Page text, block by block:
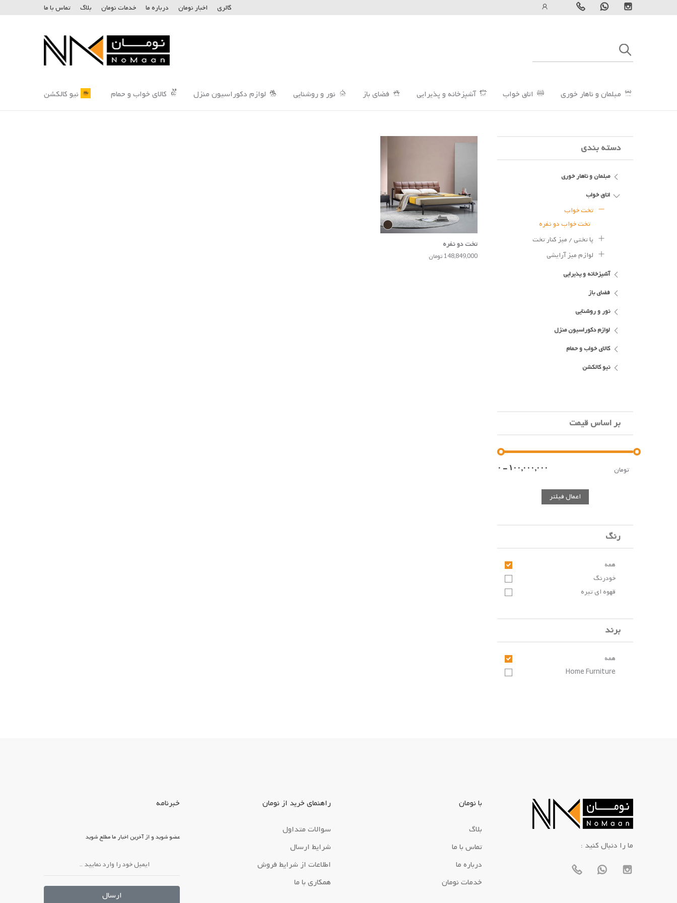
گالری اخبار نومان درباره ما خدمات نومان بلاگ تماس با ما
مبلمان و ناهار خوری اتاق خواب آشپزخانه و پذیرایی فضای باز نور و روشنایی لوازم دکوراسیون منزل کالای خواب و حمام نیو کالکشن
تخت دو نفره
148,849,000 تومان
دسته بندی
مبلمان و ناهار خوری
اتاق خواب
تخت خواب
تخت خواب دو نفره
پا تختی / میز کنار تخت
لوازم میز آرایشی
آشپزخانه و پذیرایی
فضای باز
نور و روشنایی
لوازم دکوراسیون منزل
کالای خواب و حمام
نیو کالکشن
بر اساس قیمت
تومان
اعمال فیلتر
رنگ
همه
خودرنگ
قهوه ای تیره
برند
همه
Home Furniture
خبرنامه
عضو شوید و از آخرین اخبار ما مطلع شوید
ارسال
راهنمای خرید از نومان
سوالات متداول
شرایط ارسال
اطلاعات از شرایط فروش
همکاری با ما
با نومان
بلاگ
تماس با ما
درباره ما
خدمات نومان
: ما را دنبال کنید